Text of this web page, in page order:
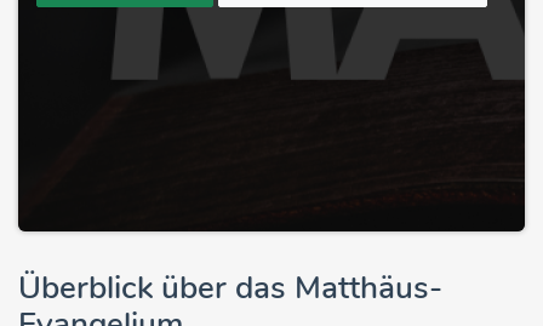
Überblick über das Matthäus-